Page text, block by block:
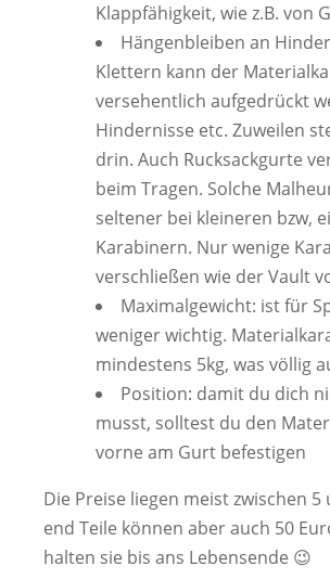
Klappfähigkeit, wie z.B. von
Hängenbleiben an
Klettern kann der
versehentlich aufgedrückt
Hindernisse etc. Zuweilen
drin. Auch Rucksackgurte
beim Tragen. Solche
seltener bei kleineren bzw,
Karabinern. Nur wenige
verschließen wie der Vault
Maximalgewicht: ist für
weniger wichtig.
mindestens 5kg, was völlig
Position: damit du dich
musst, solltest du den
vorne am Gurt befestigen
Die Preise liegen meist zwischen 5
end Teile können aber auch 50
halten sie bis ans Lebensende 😉